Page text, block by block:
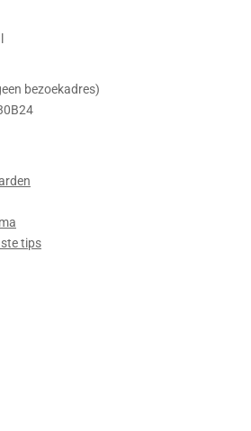
bezoekadres)
tips